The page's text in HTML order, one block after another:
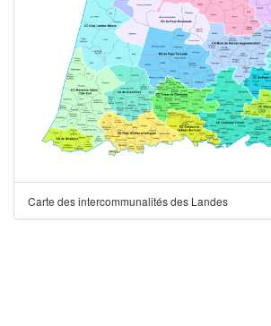
Carte des intercommunalités des Landes